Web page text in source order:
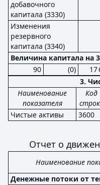
добавочного
капитала (3330)
Изменения
резервного
капитала (3340)
Величина капитала на
90
(0) 17
3.
Наименование
показателя
Код
Чистые активы
3600
Отчет о
Наименование
Денежные потоки от